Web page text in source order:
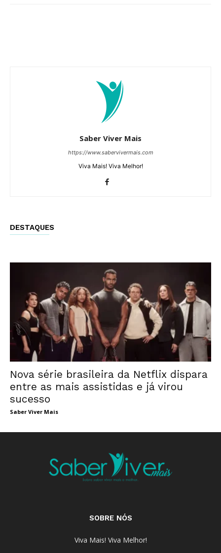
Saber Viver Mais
https://www.sabervivermais.com
Viva Mais! Viva Melhor!
DESTAQUES
Nova série brasileira da Netflix dispara
entre as mais assistidas e já virou
sucesso
Saber Viver Mais
SOBRE NÓS
Viva Mais! Viva Melhor!